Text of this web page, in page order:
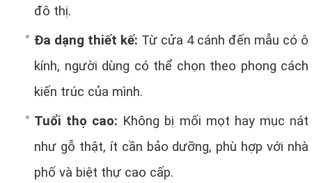
đô thị.
Đa dạng thiết kế: Từ cửa 4 cánh đến mẫu có ô
kính, người dùng có thể chọn theo phong cách
kiến trúc của mình.
Tuổi thọ cao: Không bị mối mọt hay mục nát
như gỗ thật, ít cần bảo dưỡng, phù hợp với nhà
phố và biệt thự cao cấp.